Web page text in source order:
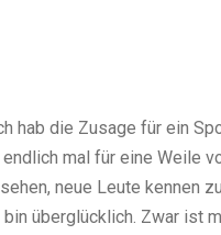
hab die Zusage für ein
mal für eine Weile
neue Leute kennen
überglücklich. Zwar ist